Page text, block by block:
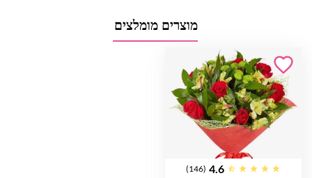
מוצרים מומלצים
4.6
(146)